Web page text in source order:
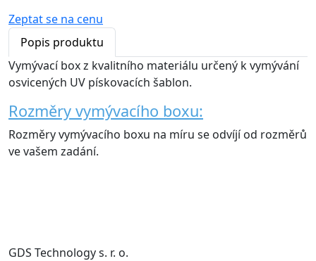
Zeptat se na cenu
Popis produktu
Vymývací box z kvalitního materiálu určený k vymývání
osvicených UV pískovacích šablon.
Rozměry vymývacího boxu:
Rozměry vymývacího boxu na míru se odvíjí od rozměrů
ve vašem zadání.
GDS Technology s. r. o.